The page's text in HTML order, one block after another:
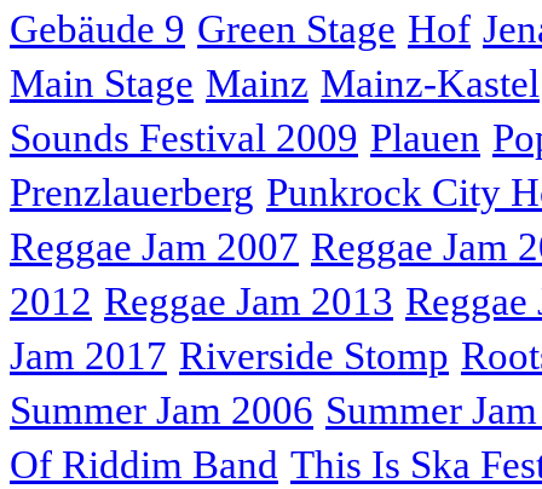
Gebäude 9 Green Stage Hof
Main Stage Mainz Mainz-Kastel
Sounds Festival 2009 Plauen
Prenzlauerberg Punkrock City
Reggae Jam 2007 Reggae Jam
2012 Reggae Jam 2013 Reggae
Jam 2017 Riverside Stomp
Summer Jam 2006 Summer
Of Riddim Band This Is Ska